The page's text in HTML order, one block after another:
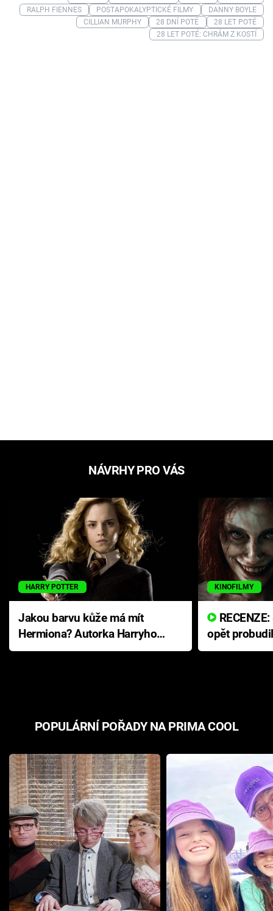
RALPH FIENNES
POSTAPOKALYPTICKÉ FILMY
DANNY BOYLE
CILLIAN MURPHY
28 DNÍ POTÉ
28 LET POTÉ
28 LET POTÉ: CHRÁM Z KOSTÍ
NÁVRHY PRO VÁS
HARRY POTTER
Jakou barvu kůže má mít
Hermiona? Autorka Harryho
Pottera přišla s ráznou
KINOFILMY
opět
přichází s
POPULÁRNÍ POŘADY NA PRIMA COOL